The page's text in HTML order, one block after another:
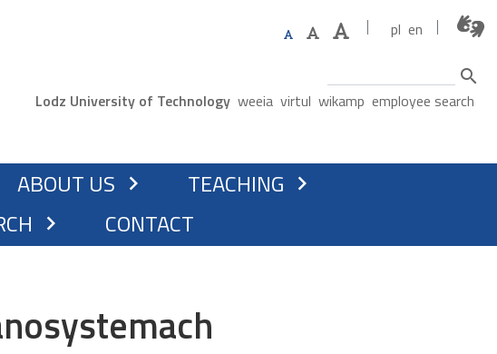
pl en
Search
Górne menu
Lodz University of Technology weeia virtul wikamp employee search
ABOUT US chevron_right TEACHING chevron_right
chevron_right CONTACT